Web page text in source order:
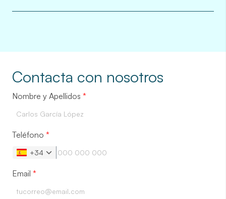
Contacta con nosotros
Nombre y Apellidos *
Teléfono *
+34
Email *